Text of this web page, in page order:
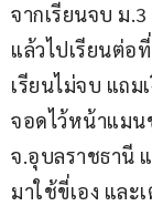
จากเรียนจบ ม
แล้วไปเรียนต่อ
เรียนไม่จบ แถ
จอดไว้หน้าแมน
จ.อุบลราชธานี
มาใช้ขี่เอง และ